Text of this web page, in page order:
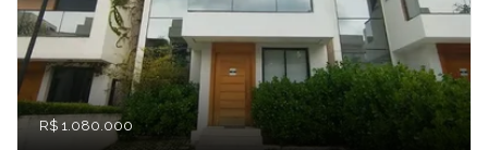
R$ 1.080.000